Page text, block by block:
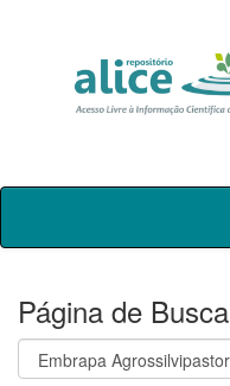
Skip
Página de Busca